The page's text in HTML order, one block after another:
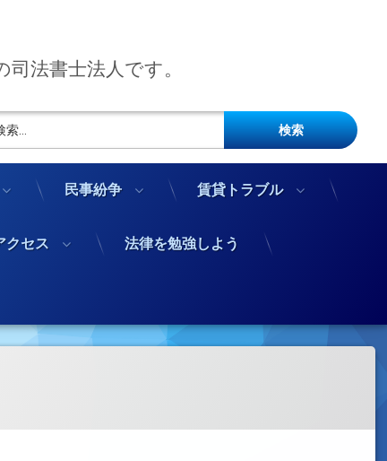
法書士法人です。
検索:
民事紛争 賃貸トラブル
クセス 法律を勉強しよう